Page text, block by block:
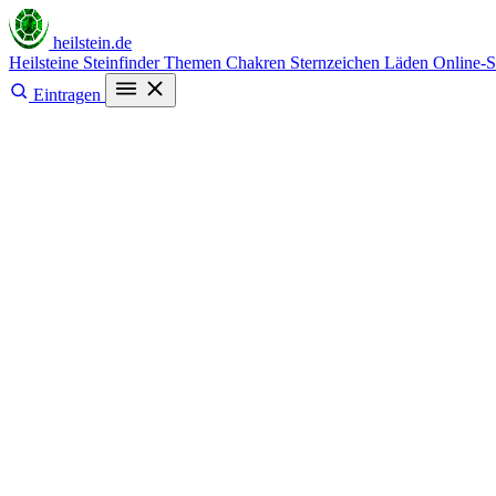
heilstein.de
Heilsteine SteinfinderThemen Chakren Sternzeichen Läden Online-
Eintragen